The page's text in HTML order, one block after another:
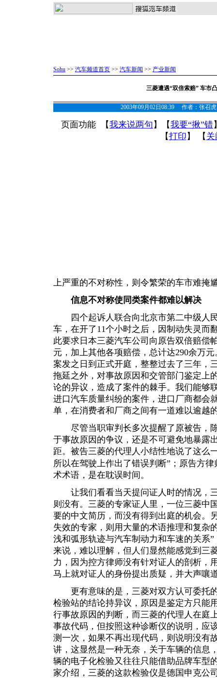
Sohu >> 汽车频道首页 >> 汽车新闻 >> 产业新闻
三菱遭遇“双倍索赔” 车市
2003年09月02日08:39 作者：张召
页面功能 【我来说两句 】【我要“揪”错
【打印 】 【 关
上严重的不对称性，则令繁荣的车市难掩
信息不对称使同类案件都难以解决
四个起诉人联合向北京市第二中级人
车，在开了11个小时之后，因制动失灵而
此要求日本三菱汽车公司向原告双倍赔偿
元，加上其他各项赔偿，总计达290余万
案发之日到正式开庭，整整过去了三年，
拖延之外，对事故原因和交管部门鉴定上
论的异议，造成了案件的棘手。我们能够
进口汽车质量纠纷的案件，进口厂商都会
单，在消费者和厂商之间有一道难以逾越
尽管当职审判长多次提醒了原被告，
于事故原因的争议，还是不可避免地暴露
距。被告三菱的代理人小结性地说了这么
所以在驾驶上作出了错误判断”；原告方
术术语，是在耽误时间。
让我们看看当天提问证人时的情况，
则没有。三菱的专家证人里，一位三菱中
要的中文简历，而没有得到出庭的机会。
失效的专家，则用大量的术语推理和复杂
浅和弧形轨迹与汽车制动力和车速的关系
来说，难以理解，但人们显然能感觉到三
力，因为控方律师没有针对证人的剖析，
马上就对证人的身份提出质疑，并大声嚷
更有意味的是，三菱对双方认可委托
检验站的结论持异议，原因是鉴定方只能
行事故原因的判断，而三菱的代理人在庭
事故代码，但按照这种诊断仪的说明，应
测一次，如果不再出现代码，则说明没有
讲，这显然是一种无奈，关于车辆的信息
辆的电子化检验又往往只能借助品牌车型
家介绍，三菱的这款检验仪是德国申克公